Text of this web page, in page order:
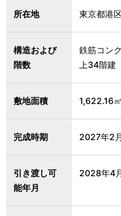
所在地 東京都港
構造および
階数
鉄筋コン
上34階建
敷地面積 1,622.16㎡
完成時期 2027年2
引き渡し可
能年月
2028年4